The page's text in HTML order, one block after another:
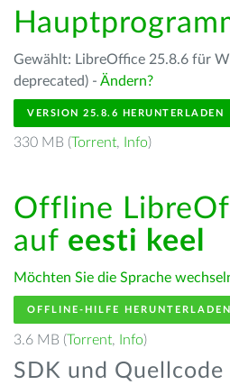
Gewählt: LibreOffice 25.8.6 für
deprecated) - Ändern?
VERSION 25.8.6 HERUNTERLADEN
330 MB (Torrent, Info)
Offline
auf eesti keel
Möchten Sie die Sprache
OFFLINE-HILFE HERUNTERLADEN
3.6 MB (Torrent, Info)
SDK und Quellcode